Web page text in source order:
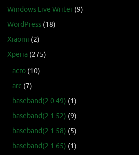
Windows Live Writer (9)
WordPress (18)
Xiaomi (2)
Xperia (275)
acro (10)
arc (7)
baseband(2.0.49) (1)
baseband(2.1.52) (9)
baseband(2.1.58) (5)
baseband(2.1.65) (1)